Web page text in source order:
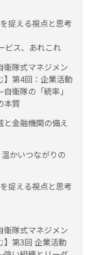
捉える視点と思考
ビス、あれこれ
衛隊式マネジメン
】第4回：企業活動
衛隊の「統率」
本質
と金融機関の備え
かいつながりの
捉える視点と思考
衛隊式マネジメン
】第3回 企業活動